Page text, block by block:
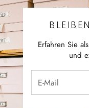
Erfahren Sie
und